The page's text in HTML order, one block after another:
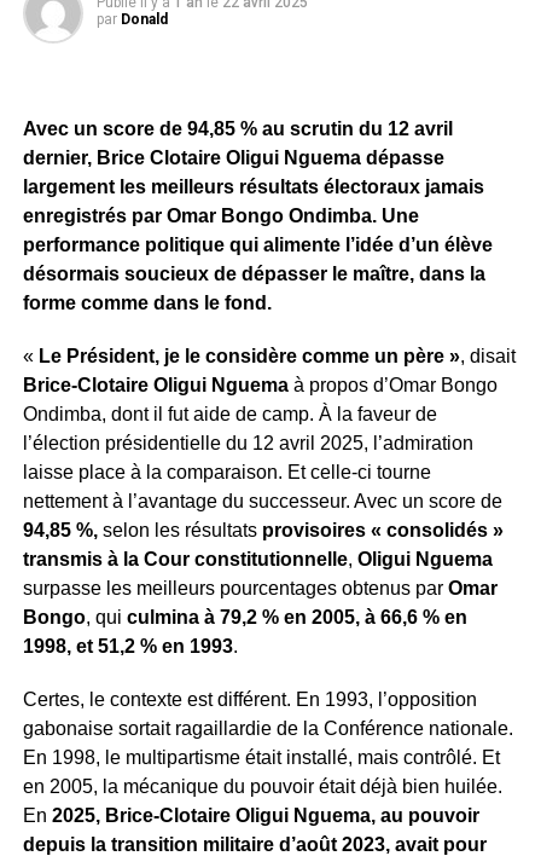
par Donald
Avec un score de 94,85 % au scrutin du 12 avril
dernier, Brice Clotaire Oligui Nguema dépasse
largement les meilleurs résultats électoraux jamais
enregistrés par Omar Bongo Ondimba. Une
performance politique qui alimente l’idée d’un élève
désormais soucieux de dépasser le maître, dans la
forme comme dans le fond.
« Le Président, je le considère comme un père », disait
Brice-Clotaire Oligui Nguemaà propos d’Omar Bongo
Ondimba, dont il fut aide de camp. À la faveur de
l’élection présidentielle du 12 avril 2025, l’admiration
laisse place à la comparaison. Et celle-ci tourne
nettement à l’avantage du successeur. Avec un score de
94,85 %, selon les résultats provisoires « consolidés »
transmis à la Cour constitutionnelle, Oligui Nguema
surpasse les meilleurs pourcentages obtenus par Omar
Bongo, qui culmina à 79,2 % en 2005, à 66,6 % en
1998, et 51,2 % en 1993.
Certes, le contexte est différent. En 1993, l’opposition
gabonaise sortait ragaillardie de la Conférence nationale.
En 1998, le multipartisme était installé, mais contrôlé. Et
en 2005, la mécanique du pouvoir était déjà bien huilée.
En 2025, Brice-Clotaire Oligui Nguema, au pouvoir
depuis la transition militaire d’août 2023, avait pour